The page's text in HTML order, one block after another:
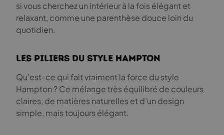
si vous cherchez un intérieur à la fois élégant et
relaxant, comme une parenthèse douce loin du
quotidien.
Les piliers du style Hampton
Qu’est-ce qui fait vraiment la force du style
Hampton ? Ce mélange très équilibré de couleurs
claires, de matières naturelles et d’un design
simple, mais toujours élégant.